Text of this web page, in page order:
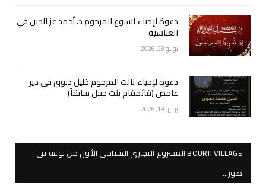
دعوة لإحياء اسبوع المرحوم د. أحمد عز الدين في
العباسية
يوليو 23, 2026
دعوة لإحياء ثالث المرحوم خليل دبوق في دير
عامص (قائمقام بنت جبيل سابقاً)
يوليو 19, 2026
BOURJI VILLAGE المشروع التجاري السياحي الأول من نوعه في
صور…